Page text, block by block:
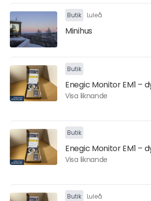
Butik Luleå
Minihus
Butik
Enegic Monitor EM1 –
Visa liknande
Butik
Enegic Monitor EM1 –
Visa liknande
Butik Luleå